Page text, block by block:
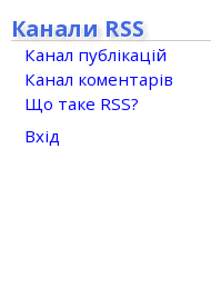
Канали RSS
Канал публікацій
Канал коментарів
Що таке RSS?
Вхід